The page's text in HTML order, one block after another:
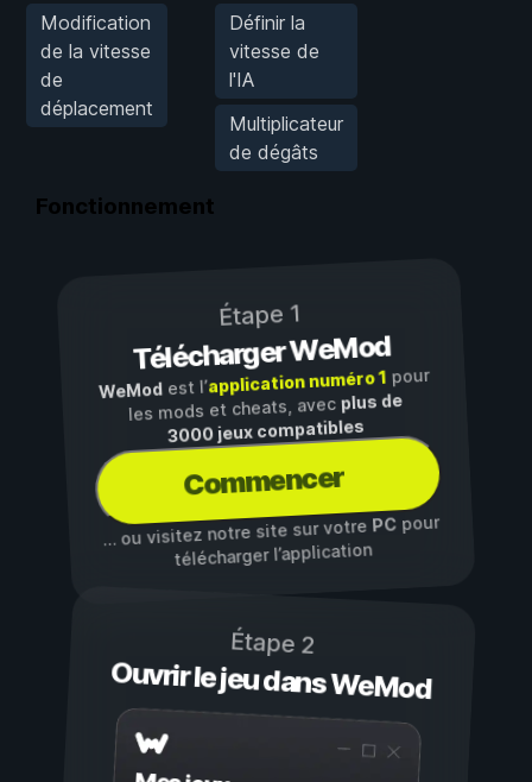
Modification
de la vitesse
de
déplacement
Définir la
vitesse de
l'IA
Multiplicateur
de dégâts
Fonctionnement
Étape 1
Télécharger WeMod
WeModest l’application numéro 1pour
les mods et cheats, avec plus de
3000 jeux compatibles
Commencer
… ou visitez notre site sur votre PCpour
télécharger l’application
Étape 2
Ouvrir le jeu dans WeMod